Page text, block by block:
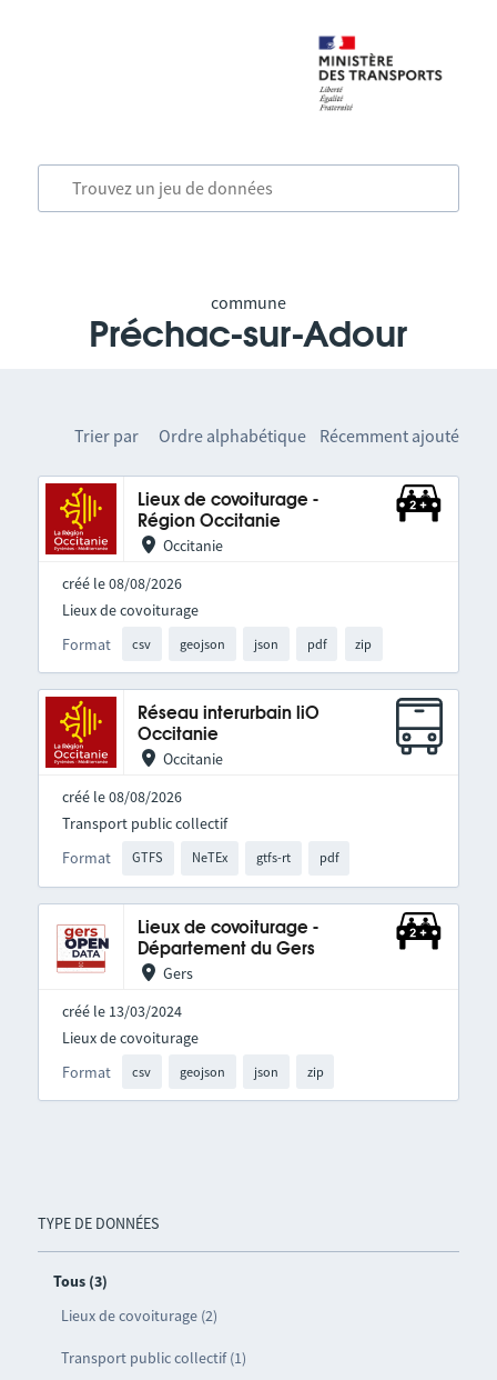
commune
Préchac-sur-Adour
TYPE DE DONNÉES
Tous (3)
Lieux de covoiturage (2)
Transport public collectif (1)
Trier par Ordre alphabétique Récemment ajouté
Lieux de covoiturage -
Région Occitanie
Occitanie
créé le 08/08/2026
Format csv geojson json pdf zip
Lieux de covoiturage
Réseau interurbain liO
Occitanie
Occitanie
créé le 08/08/2026
Format GTFS NeTEx gtfs-rt pdf
Transport public collectif
Lieux de covoiturage -
Département du Gers
Gers
créé le 13/03/2024
Format csv geojson json zip
Lieux de covoiturage